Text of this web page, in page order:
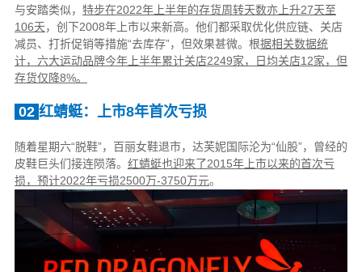
与安踏类似， 特步在2022年上半年的存货周转天数亦上升27天至
106天，创下2008年上市以来新高。他们都采取优化供应链、关店
减员、打折促销等措施“去库存”，但效果甚微。根据相关数据统
计，六大运动品牌今年上半年累计关店2249家，日均关店12家，但
存货仅降8%。
02 红蜻蜓：上市8年首次亏损
随着星期六“脱鞋”，百丽女鞋退市，达芙妮国际沦为“仙股”，曾经的
皮鞋巨头们接连陨落。 红蜻蜓也迎来了2015年上市以来的首次亏
损，预计2022年亏损2500万-3750万元。